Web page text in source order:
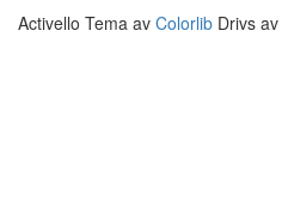
Activello Tema av Colorlib Drivs av